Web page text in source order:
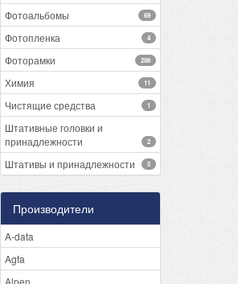
Фотоальбомы 69
Фотопленка 4
Фоторамки 288
Химия 11
Чистящие средства 1
Штативные головки и
принадлежности
2
Штативы и принадлежности 5
Производители
A-data
Agfa
Alpen